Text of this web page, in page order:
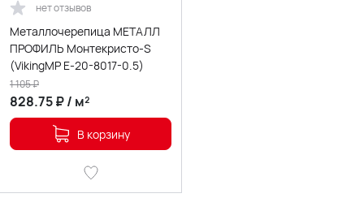
нет отзывов
Металлочерепица МЕТАЛЛ
ПРОФИЛЬ Монтекристо-S
(VikingMP E-20-8017-0.5)
828.75₽/ м²
1 105₽
В корзину